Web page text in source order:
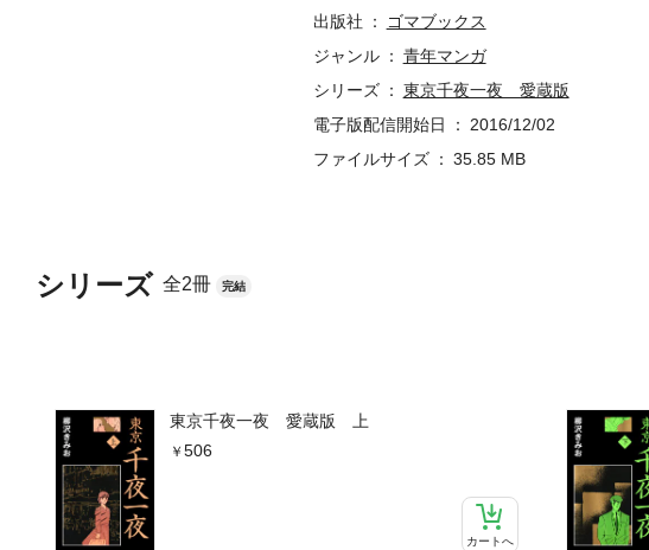
シリーズ 全2冊 完結
東京千夜一夜 愛蔵版 上
506
カートへ
出版社
ゴマブックス
ジャンル
青年マンガ
シリーズ
東京千夜一夜 愛蔵版
電子版配信開始日
2016/12/02
ファイルサイズ
35.85 MB